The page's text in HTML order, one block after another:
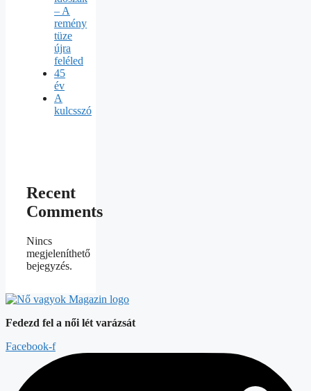
– A
remény
tüze
újra
feléled
45
év
A
kulcsszó
Recent
Comments
Nincs
megjeleníthető
bejegyzés.
Fedezd fel a női lét varázsát
Facebook-f